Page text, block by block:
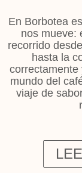
En Borbotea
nos mueve:
recorrido
hasta la
correctamente
mundo del
viaje de